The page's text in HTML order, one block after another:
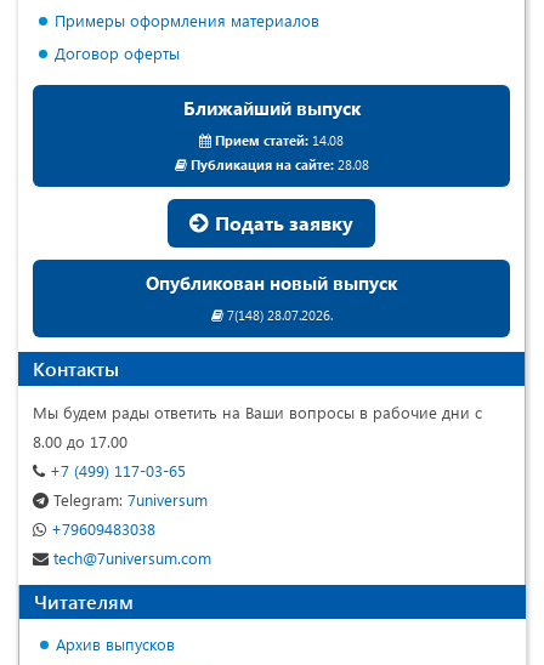
Примеры оформления материалов
Договор оферты
Ближайший выпуск
Прием статей: 14.08
Публикация на сайте:28.08
Подать заявку
Опубликован новый выпуск
7(148) 28.07.2026.
Контакты
Мы будем рады ответить на Ваши вопросы в рабочие дни с
8.00 до 17.00
+7 (499) 117-03-65
Telegram: 7universum
+79609483038
tech@7universum.com
Читателям
Архив выпусков